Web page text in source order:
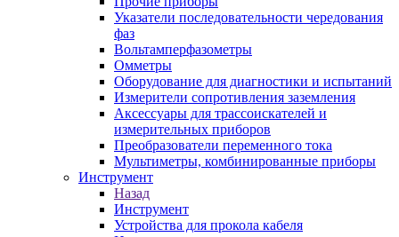
Указатели последовательности чередования
фаз
Вольтамперфазометры
Омметры
Оборудование для диагностики и испытаний
Измерители сопротивления заземления
Аксессуары для трассоискателей и
измерительных приборов
Преобразователи переменного тока
Мультиметры, комбинированные приборы
Инструмент
Назад
Инструмент
Устройства для прокола кабеля